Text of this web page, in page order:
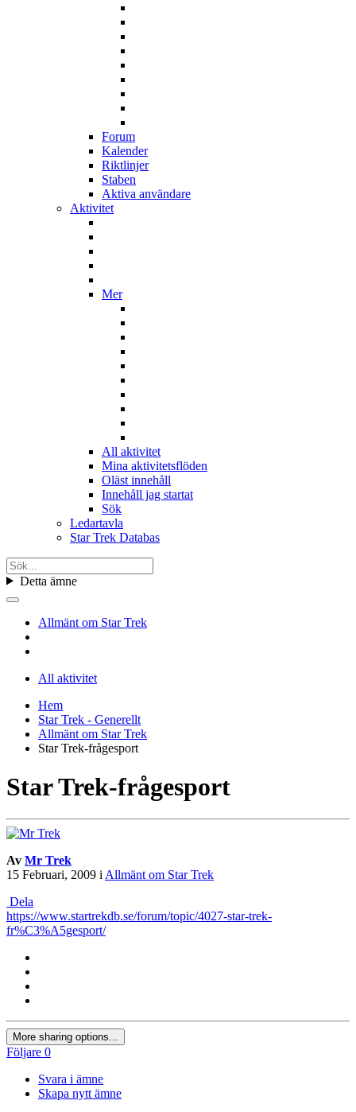
Forum
Kalender
Riktlinjer
Staben
Aktiva användare
Aktivitet
Mer
All aktivitet
Mina aktivitetsflöden
Oläst innehåll
Innehåll jag startat
Sök
Ledartavla
Star Trek Databas
Detta ämne
Allmänt om Star Trek
All aktivitet
Hem
Star Trek - Generellt
Allmänt om Star Trek
Star Trek-frågesport
Star Trek-frågesport
Av Mr Trek
15 Februari, 2009 iAllmänt om Star Trek
Dela
https://www.startrekdb.se/forum/topic/4027-star-trek-
fr%C3%A5gesport/
More sharing options...
Följare 0
Svara i ämne
Skapa nytt ämne